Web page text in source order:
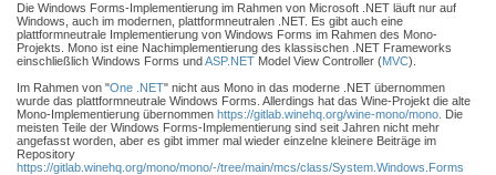
Die Windows Forms-Implementierung im Rahmen von Microsoft .NET läuft nur auf
Windows, auch im modernen, plattformneutralen .NET. Es gibt auch eine
plattformneutrale Implementierung von Windows Forms im Rahmen des Mono-
Projekts. Mono ist eine Nachimplementierung des klassischen .NET Frameworks
einschließlich Windows Forms undASP.NET Model View Controller (MVC).
Im Rahmen von "One .NET" nicht aus Mono in das moderne .NET übernommen
wurde das plattformneutrale Windows Forms. Allerdings hat das Wine-Projekt die alte
Mono-Implementierung übernommen https://gitlab.winehq.org/wine-mono/mono. Die
meisten Teile der Windows Forms-Implementierung sind seit Jahren nicht mehr
angefasst worden, aber es gibt immer mal wieder einzelne kleinere Beiträge im
Repository
https://gitlab.winehq.org/mono/mono/-/tree/main/mcs/class/System.Windows.Forms